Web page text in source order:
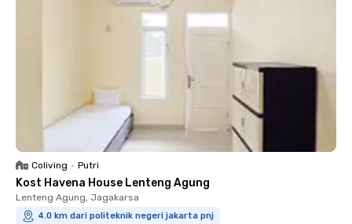
Coliving • Putri
Kost Havena House Lenteng Agung
Lenteng Agung, Jagakarsa
4.0 km dari politeknik negeri jakarta pnj